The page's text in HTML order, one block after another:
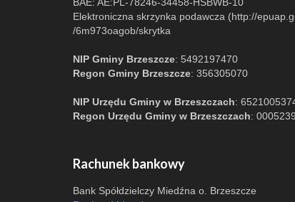
Elektroniczna skrzynka podawcza (http://
/6m973oagob/skrytka
NIP Gminy Brzeszcze: 5492197470
Regon Gminy Brzeszcze: 356305070
NIP Urzędu Gminy w Brzeszczach:
Regon Urzędu Gminy w Brzeszczach:
Rachunek bankowy
Bank Spółdzielczy Miedźna o. Brzeszcze